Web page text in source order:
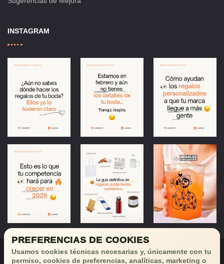
INSTAGRAM
PREFERENCIAS DE COOKIES
Usamos cookies técnicas necesarias y, únicamente con tu
permiso, cookies de preferencias, analíticas, marketing o